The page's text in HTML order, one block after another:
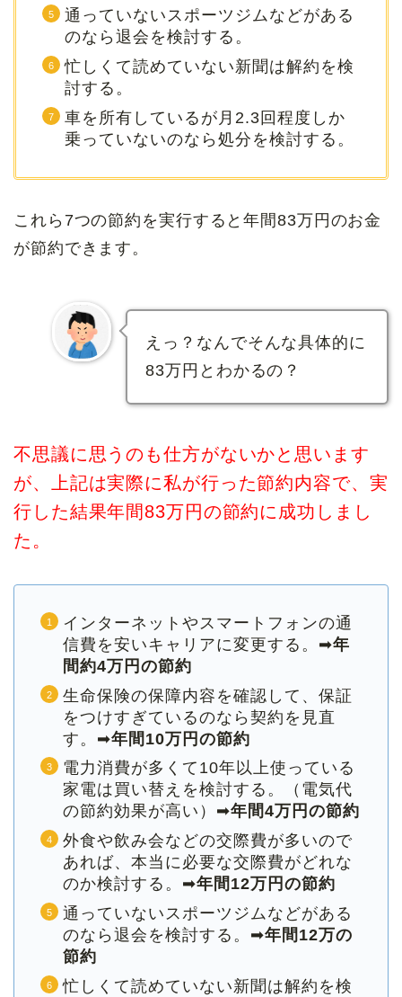
通っていないスポーツジムなどがある
のなら退会を検討する。
忙しくて読めていない新聞は解約を検
討する。
車を所有しているが月2.3回程度しか
乗っていないのなら処分を検討する。
これら7つの節約を実行すると年間83万円のお金
が節約できます。
えっ？なんでそんな具体的に
83万円とわかるの？
不思議に思うのも仕方がないかと思います
が、上記は実際に私が行った節約内容で、実
行した結果年間83万円の節約に成功しまし
た。
インターネットやスマートフォンの通
信費を安いキャリアに変更する。➡年
間約4万円の節約
生命保険の保障内容を確認して、保証
をつけすぎているのなら契約を見直
す。➡年間10万円の節約
電力消費が多くて10年以上使っている
家電は買い替えを検討する。（電気代
の節約効果が高い）➡年間4万円の節約
外食や飲み会などの交際費が多いので
あれば、本当に必要な交際費がどれな
のか検討する。➡年間12万円の節約
通っていないスポーツジムなどがある
のなら退会を検討する。➡年間12万の
節約
忙しくて読めていない新聞は解約を検